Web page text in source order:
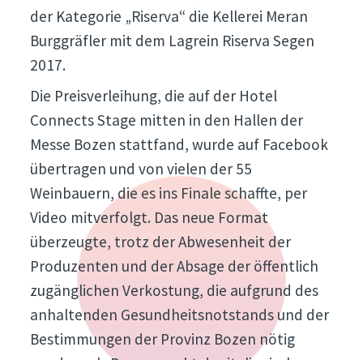
der Kategorie „Riserva“ die Kellerei Meran
Burggräfler mit dem Lagrein Riserva Segen
2017.
Die Preisverleihung, die auf der Hotel
Connects Stage mitten in den Hallen der
Messe Bozen stattfand, wurde auf Facebook
übertragen und von vielen der 55
Weinbauern, die es ins Finale schaffte, per
Video mitverfolgt. Das neue Format
überzeugte, trotz der Abwesenheit der
Produzenten und der Absage der öffentlich
zugänglichen Verkostung, die aufgrund des
anhaltenden Gesundheitsnotstands und der
Bestimmungen der Provinz Bozen nötig